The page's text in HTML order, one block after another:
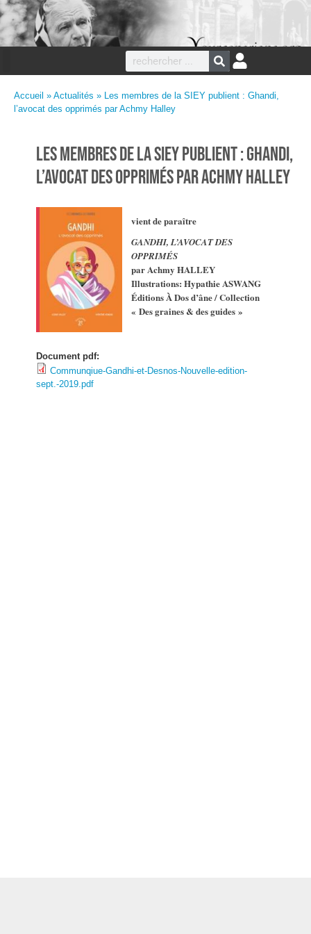
Accueil » Actualités » Les membres de la SIEY publient : Ghandi,
l’avocat des opprimés par Achmy Halley
Les membres de la SIEY publient : Ghandi,
l’avocat des opprimés par Achmy Halley
vient de paraître
GANDHI, L’AVOCAT DES
OPPRIMÉS
par Achmy HALLEY
Illustrations: Hypathie ASWANG
Éditions À Dos d’âne / Collection
« Des graines & des guides »
Document pdf:
Communqiue-Gandhi-et-Desnos-Nouvelle-edition-
sept.-2019.pdf